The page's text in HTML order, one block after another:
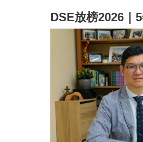
DSE放榜2026｜